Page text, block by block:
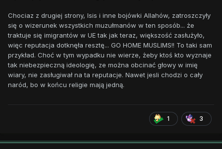
Chociaz z drugiej strony, Isis i inne bojówki Allahów, zatroszczyły
się o wizerunek wszystkich muzułmanów w ten sposób... że
traktuje się imigrantów w UE tak jak teraz, większość zasłużyło,
więc reputacja dotknęła resztę... GO HOME MUSLIMS!! To taki sam
przykład. Choć w tym wypadku nie wierze, żeby ktoś kto wyznaje
tak niebezpieczną ideologię, ze można obcinać głowy w imię
wiary, nie zasługiwał na ta reputacje. Nawet jesli chodzi o cały
naród, bo w końcu religie mają jedną.
1 3